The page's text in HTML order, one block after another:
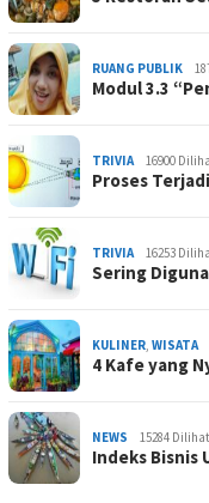
RUANG PUBLIK
Modul 3.3
TRIVIA 16900
Proses
TRIVIA 16253
Sering
KULINER, WISATA
4 Kafe yang
NEWS 15284 Dilihat
Indeks Bisnis